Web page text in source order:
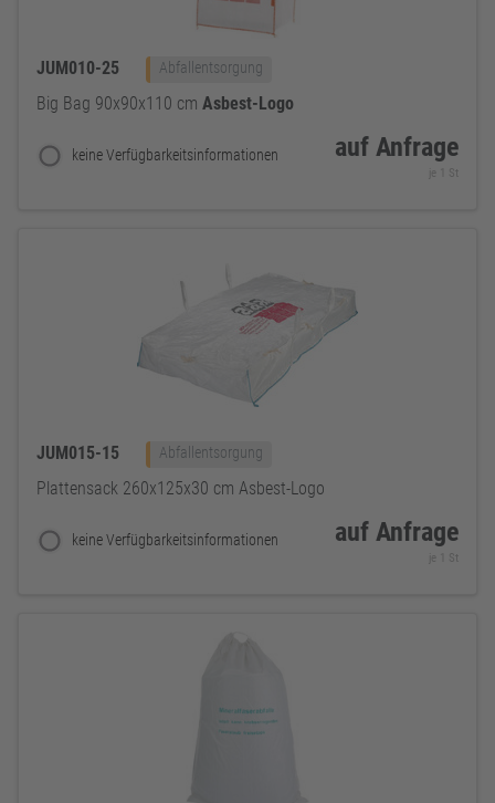
JUM010-25 Abfallentsorgung
Big Bag 90x90x110 cm Asbest-Logo
keine Verfügbarkeitsinformationen auf Anfrage
je 1 St
JUM015-15 Abfallentsorgung
Plattensack 260x125x30 cm Asbest-Logo
keine Verfügbarkeitsinformationen auf Anfrage
je 1 St